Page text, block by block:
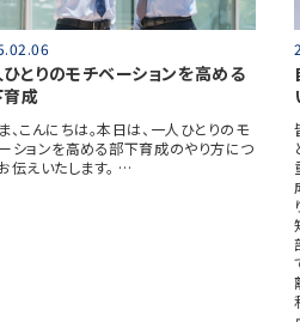
とりのモチベーションを高める
成
、こんにちは。本日は、一人ひとりのモ
ションを高める部下育成のやり方につ
伝えいたします。 …